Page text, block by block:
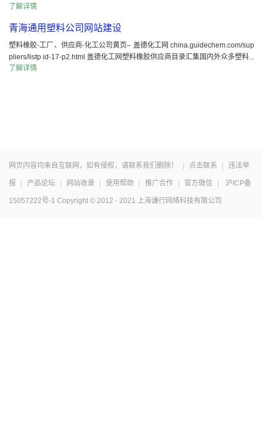
了解详情
青海通用塑料公司网站建设
塑料橡胶-工厂、供应商-化工公司黄页– 盖德化工网 china.guidechem.com/sup
pliers/listp id-17-p2.html 盖德化工网塑料橡胶供应商目录汇集国内外众多塑料...
了解详情
网页内容均来自互联网，如有侵权，请联系我们删除！ 点击联系 违法举
报 产品论坛 网站收录 使用帮助 推广合作 官方微信 沪ICP备
15057222号-1 Copyright © 2012 - 2021 上海谦行网络科技有限公司